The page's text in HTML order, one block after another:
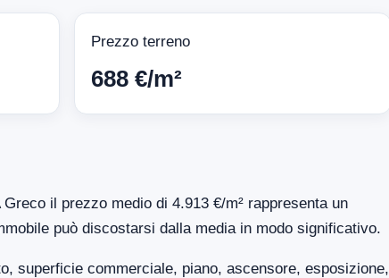
Prezzo terreno
688 €/m²
il prezzo medio di 4.913 €/m² rappresenta un
può discostarsi dalla media in modo significativo.
superficie commerciale, piano, ascensore, esposizione,